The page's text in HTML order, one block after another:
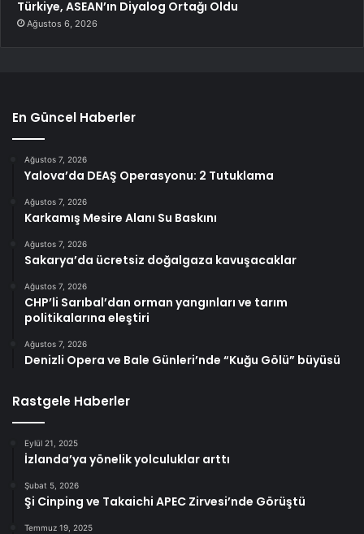
Türkiye, ASEAN’ın Diyalog Ortağı Oldu
Ağustos 6, 2026
En Güncel Haberler
Ağustos 7, 2026
Yalova’da DEAŞ Operasyonu: 2 Tutuklama
Ağustos 7, 2026
Karkamış Mesire Alanı Su Baskını
Ağustos 7, 2026
Sakarya’da ücretsiz doğalgaza kavuşacaklar
Ağustos 7, 2026
CHP’li Sarıbal’dan orman yangınları ve tarım
politikalarına eleştiri
Ağustos 7, 2026
Denizli Opera ve Bale Günleri’nde “Kuğu Gölü” büyüsü
Rastgele Haberler
Eylül 21, 2025
İzlanda’ya yönelik yolculuklar arttı
Şubat 5, 2026
Şi Cinping ve Takaichi APEC Zirvesi’nde Görüştü
Temmuz 19, 2025